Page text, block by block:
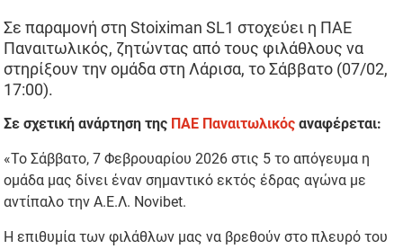
Σε παραμονή στη Stoiximan SL1 στοχεύει η ΠΑΕ
Παναιτωλικός, ζητώντας από τους φιλάθλους να
στηρίξουν την ομάδα στη Λάρισα, το Σάββατο (07/02,
17:00).
Σε σχετική ανάρτηση της ΠΑΕ Παναιτωλικός αναφέρεται:
«Το Σάββατο, 7 Φεβρουαρίου 2026 στις 5 το απόγευμα η
ομάδα μας δίνει έναν σημαντικό εκτός έδρας αγώνα με
αντίπαλο την Α.Ε.Λ. Novibet.
Η επιθυμία των φιλάθλων μας να βρεθούν στο πλευρό του